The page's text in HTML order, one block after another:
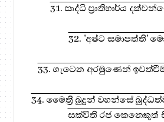
31. ඍද්ධි ප්‍රාතිහාර්ය
32. 'අෂ්ට සමාපත්ති'
33. ගැටෙන අරමුණෙන්
34. මෛත්‍රී බුදුන් වහන්සේ
සක්විති රජ කෙනෙකුත්